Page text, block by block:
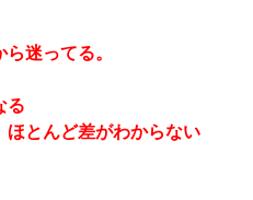
迷ってる。
る
ほとんど差がわからない